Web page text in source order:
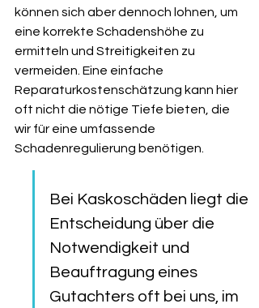
können sich aber dennoch lohnen, um
eine korrekte Schadenshöhe zu
ermitteln und Streitigkeiten zu
vermeiden. Eine einfache
Reparaturkostenschätzung kann hier
oft nicht die nötige Tiefe bieten, die
wir für eine umfassende
Schadenregulierung benötigen.
Bei Kaskoschäden liegt die
Entscheidung über die
Notwendigkeit und
Beauftragung eines
Gutachters oft bei uns, im